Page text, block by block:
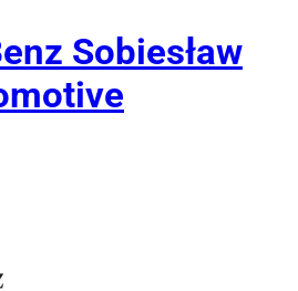
Sobiesław